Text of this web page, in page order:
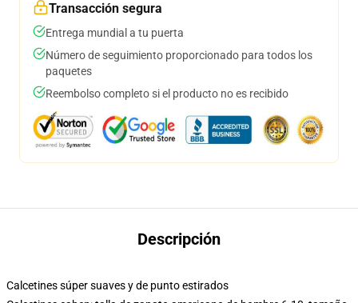
Transacción segura
Entrega mundial a tu puerta
Número de seguimiento proporcionado para todos los
paquetes
Reembolso completo si el producto no es recibido
Descripción
Calcetines súper suaves y de punto estirados